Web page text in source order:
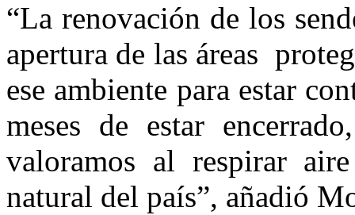
“La renovación de los
apertura de las áreas
ese ambiente para estar
meses de estar
valoramos al respirar
natural del país”, añadió